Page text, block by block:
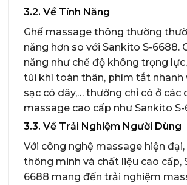
3.2. Về Tính Năng
Ghế massage thông thường
năng hơn so với Sankito S-6688.
năng như chế độ không trọng
túi khí toàn thân, phím tắt nhanh
sạc có dây,… thường chỉ có ở các
massage cao cấp như Sankito S-
3.3. Về Trải Nghiệm Người Dùng
Với công nghệ massage hiện
thông minh và chất liệu cao cấp,
6688 mang đến trải nghiệm